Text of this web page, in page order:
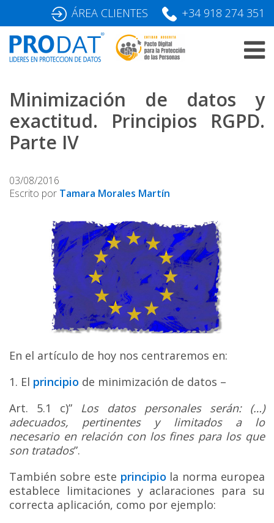
content
ÁREA CLIENTES +34 918 274 351
Minimización de datos y
exactitud. Principios RGPD.
Parte IV
03/08/2016
Escrito por Tamara Morales Martín
En el artículo de hoy nos centraremos en:
1. El principio de minimización de datos –
Art. 5.1 c)” Los datos personales serán: (…)
adecuados, pertinentes y limitados a lo
necesario en relación con los fines para los que
son tratados”.
También sobre este principio la norma europea
establece limitaciones y aclaraciones para su
correcta aplicación, como por ejemplo: